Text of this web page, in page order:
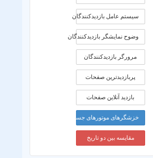
سیستم عامل بازدیدکنندگان
وضوح نمایشگر بازدیدکنندگان
مرورگر بازدیدکنندگان
پربازدیدترین صفحات
بازدید آنلاین صفحات
خزشگرهای موتورهای جستجو
مقایسه بین دو تاریخ